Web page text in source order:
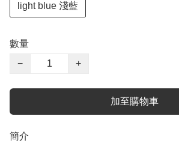
light blue 淺藍
數量
−
+
加至購物車
簡介